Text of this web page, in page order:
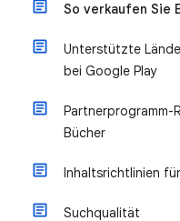
So verkaufen Sie
Unterstützte
bei Google Play
Partnerprogramm-
Bücher
Inhaltsrichtlinien
Suchqualität